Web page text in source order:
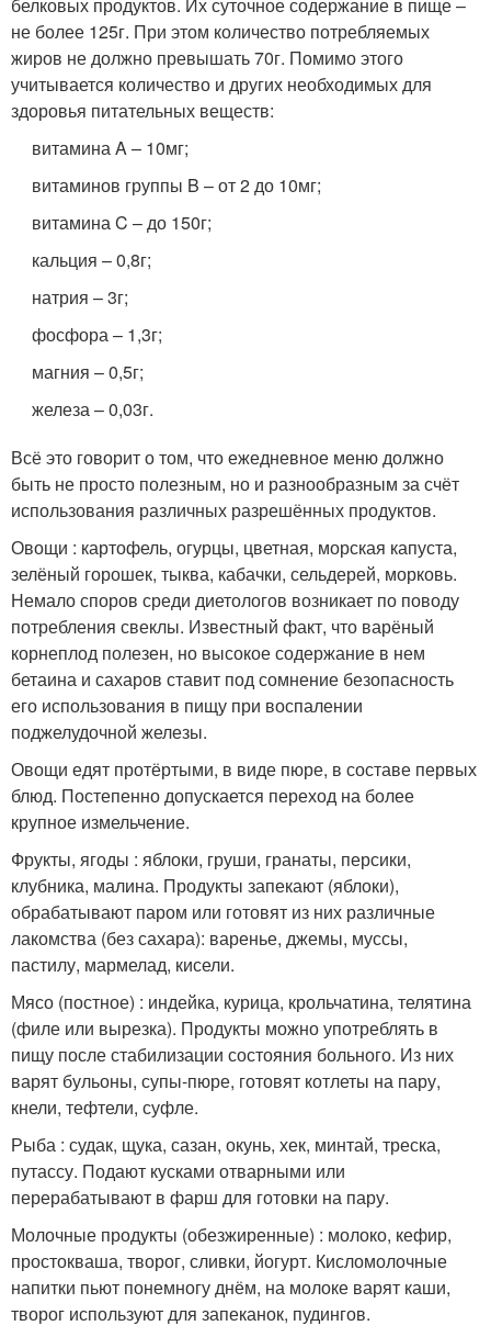
не более 125г. При этом количество потребляемых
жиров не должно превышать 70г. Помимо этого
учитывается количество и других необходимых для
здоровья питательных веществ:
витамина A – 10мг;
витаминов группы B – от 2 до 10мг;
витамина C – до 150г;
кальция – 0,8г;
натрия – 3г;
фосфора – 1,3г;
магния – 0,5г;
железа – 0,03г.
Всё это говорит о том, что ежедневное меню должно
быть не просто полезным, но и разнообразным за счёт
использования различных разрешённых продуктов.
Овощи : картофель, огурцы, цветная, морская капуста,
зелёный горошек, тыква, кабачки, сельдерей, морковь.
Немало споров среди диетологов возникает по поводу
потребления свеклы. Известный факт, что варёный
корнеплод полезен, но высокое содержание в нем
бетаина и сахаров ставит под сомнение безопасность
его использования в пищу при воспалении
поджелудочной железы.
Овощи едят протёртыми, в виде пюре, в составе первых
блюд. Постепенно допускается переход на более
крупное измельчение.
Фрукты, ягоды : яблоки, груши, гранаты, персики,
клубника, малина. Продукты запекают (яблоки),
обрабатывают паром или готовят из них различные
лакомства (без сахара): варенье, джемы, муссы,
пастилу, мармелад, кисели.
Мясо (постное) : индейка, курица, крольчатина, телятина
(филе или вырезка). Продукты можно употреблять в
пищу после стабилизации состояния больного. Из них
варят бульоны, супы-пюре, готовят котлеты на пару,
кнели, тефтели, суфле.
Рыба : судак, щука, сазан, окунь, хек, минтай, треска,
путассу. Подают кусками отварными или
перерабатывают в фарш для готовки на пару.
Молочные продукты (обезжиренные) : молоко, кефир,
простокваша, творог, сливки, йогурт. Кисломолочные
напитки пьют понемногу днём, на молоке варят каши,
творог используют для запеканок, пудингов.